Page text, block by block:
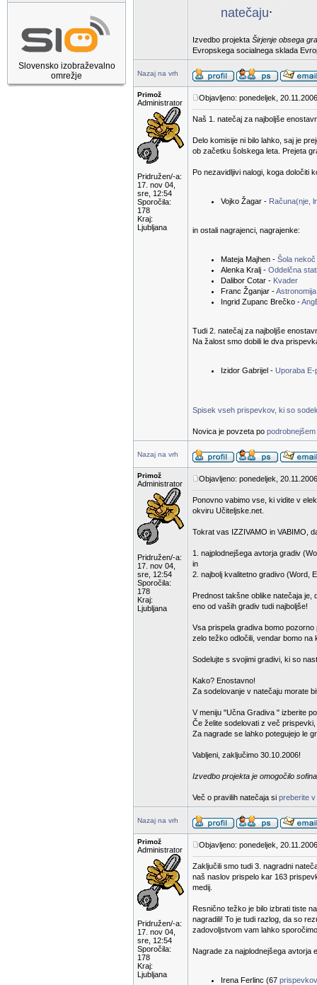
Slovensko izobraževalno
omrežje
natečaju.
Izvedbo projekta Širjenje obsega
Evropskega socialnega sklada
Nazaj na vrh
Primož
Administrator
Pridružen/-a:
17. nov 04,
sre, 12:54
Sporočila:
178
Kraj:
Ljubljana
Objavljeno: ponedeljek,
Naš 1. natečaj za najboljše
Delo komisije ni bilo lahko, saj je
ob začetku šolskega leta. Prejeta
Po nezavidljivi nalogi, koga določiti
Vojko Žagar - Računa(nje,
in ostali nagrajenci, nagrajenke:
Mateja Majhen - Šola nekoč
Alenka Kralj - Oddelčna
Dalibor Cotar - Kvader
Franc Žganjar -Astronomija
Ingrid Zupanc Brečko -
Tudi 2. natečaj za najboljše
Na žalost smo dobili le dva
Izidor Gabrijel - Uporaba E-
Spisek vseh prispevkov, ki so
Novica je povzeta po
Nazaj na vrh
Primož
Administrator
Pridružen/-a:
17. nov 04,
sre, 12:54
Sporočila:
178
Kraj:
Ljubljana
Objavljeno: ponedeljek,
Ponovno vabimo vse, ki vidite v
okviru Učiteljske.net.
Tokrat vas IZZIVAMO in VABIMO,
1. najplodnejšega avtorja gradiv
in
2. najbolj kvalitetno gradivo (Word,
Prednost takšne oblike natečaja je,
eno od vaših gradiv tudi najboljše!
Vsa prispela gradiva bomo
zelo težko odločili, vendar bomo
Sodelujte s svojimi gradivi, ki so
Kako? Enostavno!
Za sodelovanje v natečaju morate
V meniju "Učna Gradiva " izberite
Če želite sodelovati z več
Za nagrade se lahko potegujejo le
Vabljeni, zaključimo 30.10.2006!
Izvedbo projekta je omogočilo
Več o pravilih natečaja si preberite
Nazaj na vrh
Primož
Administrator
Pridružen/-a:
17. nov 04,
sre, 12:54
Sporočila:
178
Kraj:
Ljubljana
Objavljeno: ponedeljek,
Zaključili smo tudi 3. nagradni
naš naslov prispelo kar 163
medij.
Resnično težko je bilo izbrati tiste
nagradili! To je tudi razlog, da so
zadovoljstvom vam lahko
Nagrade za najplodnejšega avtorja
Irena Ferlinc (67 prispevkov